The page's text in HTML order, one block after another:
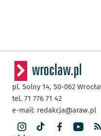
pl. Solny 14, 50-062
tel. 71 776 71 42
e-mail: redakcja@araw.pl